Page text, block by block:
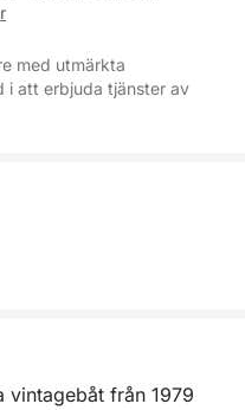
med utmärkta
i att erbjuda tjänster av
från 1979